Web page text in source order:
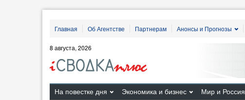
Главная Об Агентстве Партнерам Анонсы и Прогнозы
8 августа, 2026
На повестке дня Экономика и бизнес Мир и Россия